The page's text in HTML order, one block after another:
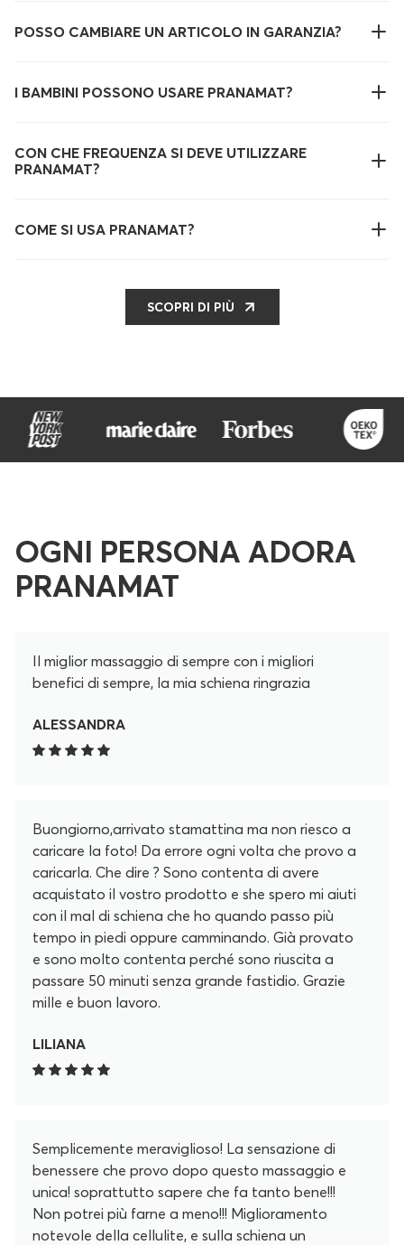
POSSO CAMBIARE UN ARTICOLO IN GARANZIA?
I BAMBINI POSSONO USARE PRANAMAT?
CON CHE FREQUENZA SI DEVE UTILIZZARE
PRANAMAT?
COME SI USA PRANAMAT?
SCOPRI DI PIÙ
OGNI PERSONA ADORA
PRANAMAT
Il miglior massaggio di sempre con i migliori
benefici di sempre, la mia schiena ringrazia
ALESSANDRA
Buongiorno,arrivato stamattina ma non riesco a
caricare la foto! Da errore ogni volta che provo a
caricarla. Che dire ? Sono contenta di avere
acquistato il vostro prodotto e she spero mi aiuti
con il mal di schiena che ho quando passo più
tempo in piedi oppure camminando. Già provato
e sono molto contenta perché sono riuscita a
passare 50 minuti senza grande fastidio. Grazie
mille e buon lavoro.
LILIANA
Semplicemente meraviglioso! La sensazione di
benessere che provo dopo questo massaggio e
unica! soprattutto sapere che fa tanto bene!!!
Non potrei più farne a meno!!! Miglioramento
notevole della cellulite, e sulla schiena un